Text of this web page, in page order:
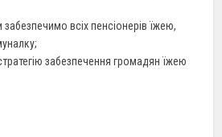
всіх пенсіонерів їжею,
забезпечення громадян їжею